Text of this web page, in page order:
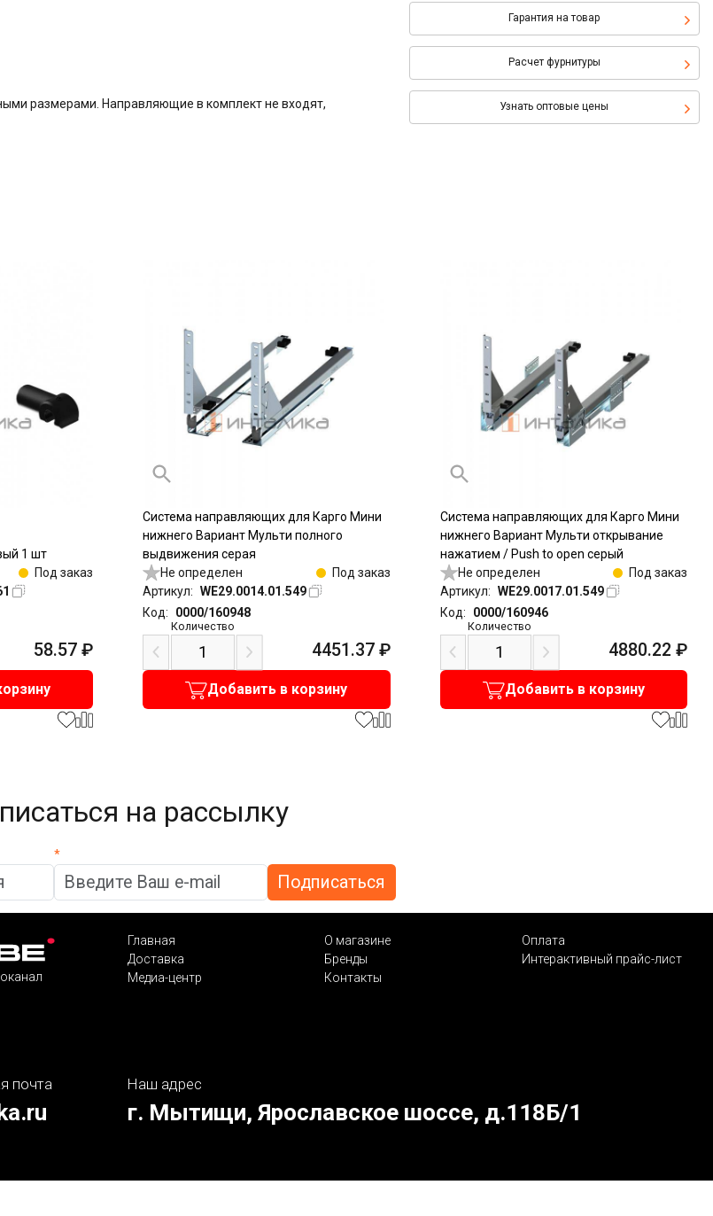
Гарантия на товар
Расчет фурнитуры
Узнать оптовые цены
размерами. Направляющие в комплект не входят,
1 шт
Под заказ
58.57 ₽
Система направляющих для Карго Мини
нижнего Вариант Мульти полного
выдвижения серая
Не определен
Под заказ
Артикул: WE29.0014.01.549
Код:
0000/160948
Количество
4451.37 ₽
Добавить в корзину
Система направляющих для Карго Мини
нижнего Вариант Мульти открывание
нажатием / Push to open серый
Не определен
Под заказ
Артикул: WE29.0017.01.549
Код:
0000/160946
Количество
4880.22 ₽
Добавить в корзину
на рассылку
*
Главная О магазине
Оплата
Доставка
Бренды
Интерактивный прайс-лист
Медиа-центр
Контакты
почта Наш адрес
г. Мытищи, Ярославское шоссе, д.118Б/1